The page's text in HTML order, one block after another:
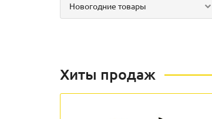
Новогодние товары
Хиты продаж